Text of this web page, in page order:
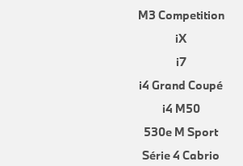
M3 Competition
iX
i7
i4 Grand Coupé
i4 M50
530e M Sport
Série 4 Cabrio